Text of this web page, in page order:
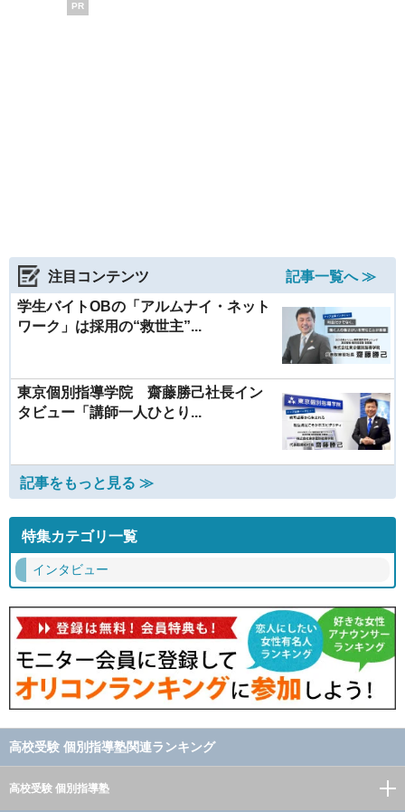
PR
注目コンテンツ
記事一覧へ ≫
学生バイトOBの「アルムナイ・ネット
ワーク」は採用の“救世主”...
東京個別指導学院 齋藤勝己社長イン
タビュー「講師一人ひとり...
記事をもっと見る ≫
特集カテゴリ一覧
インタビュー
高校受験 個別指導塾関連ランキング
高校受験 個別指導塾